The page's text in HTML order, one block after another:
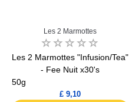
Les 2 Marmottes
Les 2 Marmottes "Infusion/Tea"
- Fee Nuit x30's
50g
£ 9,10